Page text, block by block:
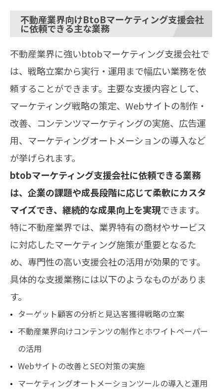
不動産業界向けBtoBマーケティング支援会社
に依頼できる主な業務
不動産業界に強いbtobマーケティング支援会社で
は、戦略立案から実行・運用まで幅広い業務を依
頼することができます。主要な支援内容として、
マーケティング戦略の策定、Webサイトの制作・
改善、コンテンツマーケティングの実施、広告運
用、マーケティングオートメーションの導入など
が挙げられます。
btobマーケティング支援会社に依頼できる業務
は、企業の課題や成長段階に応じて柔軟にカスタ
マイズでき、継続的な成果向上を実現できます。
特に不動産業界では、業界特有の商材やサービス
に対応したマーケティング施策が重要となるた
め、専門性の高い支援会社の活用が効果的です。
具体的な支援業務には以下のようなものがありま
す。
ターゲット顧客の分析と見込客獲得戦略の立案
不動産業界向けコンテンツの制作とホワイトペーパー
の活用
Webサイトの改善とSEO対策の実施
マーケティングオートメーションツールの導入と運用